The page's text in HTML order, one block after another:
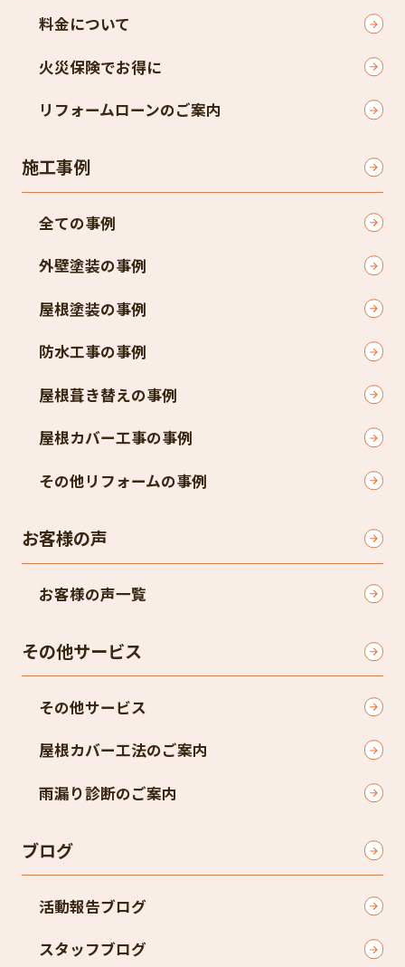
料金について
火災保険でお得に
リフォームローンのご案内
施工事例
全ての事例
外壁塗装の事例
屋根塗装の事例
防水工事の事例
屋根葺き替えの事例
屋根カバー工事の事例
その他リフォームの事例
お客様の声
お客様の声一覧
その他サービス
その他サービス
屋根カバー工法のご案内
雨漏り診断のご案内
ブログ
活動報告ブログ
スタッフブログ